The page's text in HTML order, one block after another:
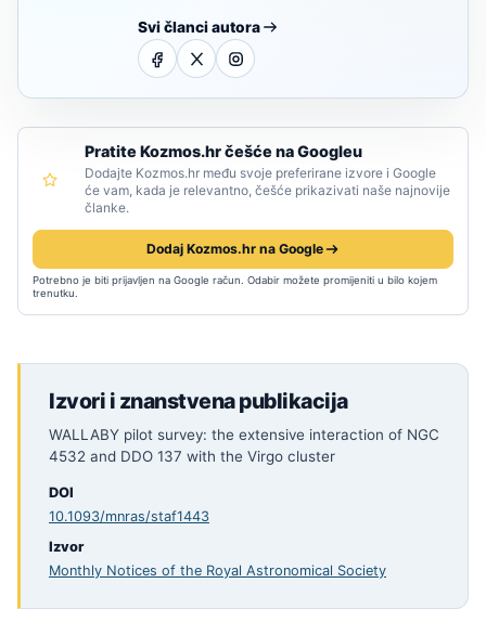
Svi članci autora
Pratite Kozmos.hr češće na Googleu
Dodajte Kozmos.hr među svoje preferirane izvore i Google
će vam, kada je relevantno, češće prikazivati naše najnovije
članke.
Dodaj Kozmos.hr na Google
Potrebno je biti prijavljen na Google račun. Odabir možete promijeniti u bilo kojem
trenutku.
Izvori i znanstvena publikacija
WALLABY pilot survey: the extensive interaction of NGC
4532 and DDO 137 with the Virgo cluster
DOI
10.1093/mnras/staf1443
Izvor
Monthly Notices of the Royal Astronomical Society